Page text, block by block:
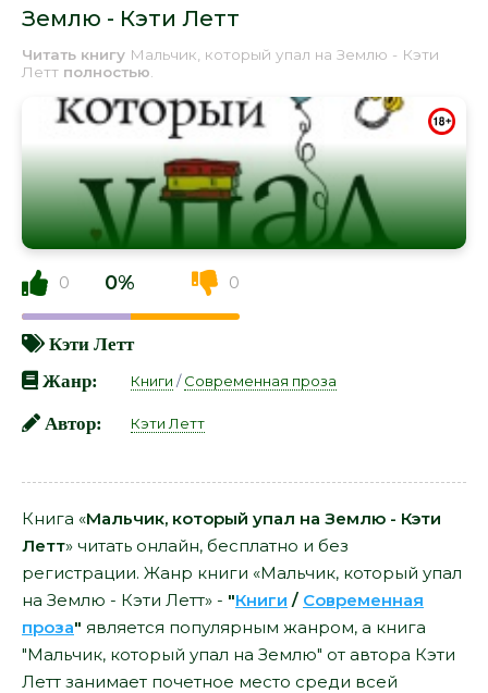
Землю - Кэти Летт
Читать книгу Мальчик, который упал на Землю - Кэти
Летт полностью
0 0% 0
Кэти Летт
Жанр:
Книги /Современная проза
Автор: Кэти Летт
Книга «Мальчик, который упал на Землю - Кэти
Летт» читать онлайн, бесплатно и без
регистрации. Жанр книги «Мальчик, который упал
на Землю - Кэти Летт» - "Книги / Современная
проза" является популярным жанром, а книга
"Мальчик, который упал на Землю" от автора Кэти
Летт занимает почетное место среди всей